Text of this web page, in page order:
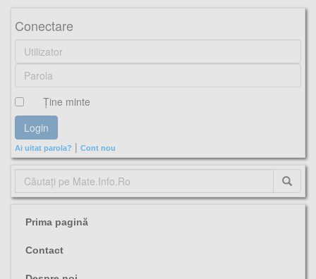
Conectare
Ţine minte
Ai uitat parola? | Cont nou
Prima pagină
Contact